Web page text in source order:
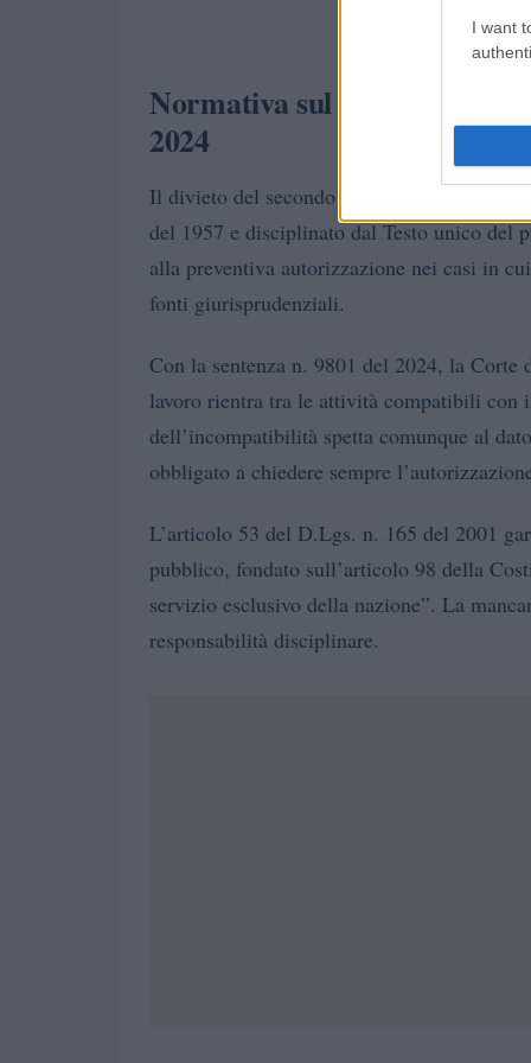
I want
Normativa sul secondo
2024
Il divieto del secondo lavoro per un
del 1957 e disciplinato dal Testo unico del
alla preventiva autorizzazione nei casi in
fonti giurisprudenziali.
Con la sentenza n. 9801 del 2024, la Corte
lavoro rientra tra le attività compatibili con
dell’incompatibilità spetta comunque al
obbligato a chiedere sempre
L’articolo 53 del D.Lgs. n. 165 del 2001
pubblico, fondato sull’articolo 98 della
servizio esclusivo della nazione”. La
responsabilità disciplinare.